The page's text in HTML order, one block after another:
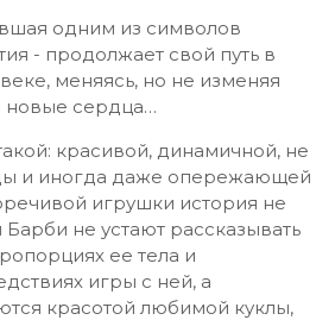
одним из символов
- продолжает свой путь в
меняясь, но не изменяя
новые сердца…
красивой, динамичной, не
и иногда даже опережающей
игрушки история не
Барби не устают рассказывать
ее тела и
игры с ней, а
красотой любимой куклы,